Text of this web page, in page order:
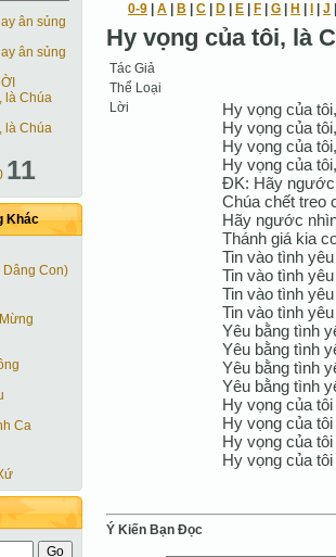
ân sủng
ân sủng
là Chúa
là Chúa
11
Khác
Dâng Con)
Ca
0-9 A B C D E F G H J
Hy vọng của tôi, là
Tác Giả
Thể Loại
Lời
Hy vọng của
Hy vọng của
Hy vọng của
Hy vọng của
ĐK: Hãy ngước
Chúa chết treo
Hãy ngước
Thánh giá kia
Tin vào tình
Tin vào tình
Tin vào tình
Tin vào tình
Yêu bằng tình
Yêu bằng tình
Yêu bằng tình
Yêu bằng tình
Hy vọng của
Hy vọng của
Hy vọng của
Hy vọng của
Ý Kiến Bạn Ðọc